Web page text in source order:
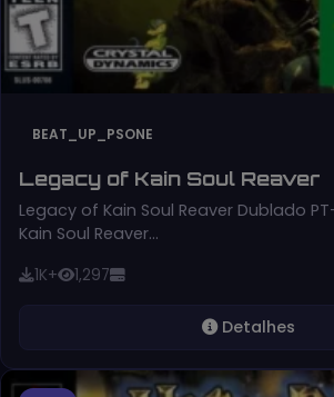
BEAT_UP_PSONE
Legacy of Kain Soul Reaver
Legacy of Kain Soul Reaver Dublado
Kain Soul Reaver…
1K+ 1,297
Detalhes